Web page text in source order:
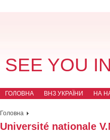
SEE YOU
ГОЛОВНА ВНЗ УКРАЇНИ НА
Головна
Université nationale